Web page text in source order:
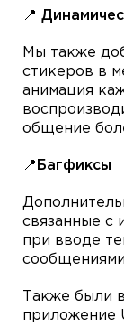
📍
Мы также
стикеров в
анимация
общение
📍Багфиксы
связанные с
при вводе
Также были
приложение